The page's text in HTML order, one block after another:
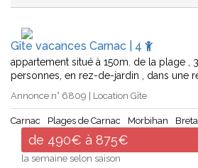
Gîte vacances Carnac | 4
appartement situé à 150m. de la plage ,
personnes, en rez-de-jardin , dans une
Annonce n° 6809 | Location Gîte
Carnac Plages de Carnac Morbihan
de 490€ à 875€
la semaine selon saison